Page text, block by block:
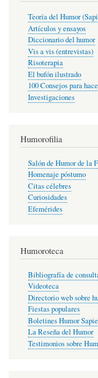
Teoría del Humor
Artículos y ensayos
Diccionario del humor
Vis a vis (entrevistas)
Risoterapia
El bufón ilustrado
100 Consejos para
Investigaciones
Humorofilia
Salón de Humor de la
Homenaje póstumo
Citas célebres
Curiosidades
Efemérides
Humoroteca
Bibliografía de
Videoteca
Directorio web sobre
Fiestas populares
Boletines Humor
La Reseña del Humor
Testimonios sobre